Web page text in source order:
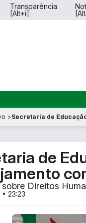
Transparência
[Alt+i]
Secretaria de
de
sobre Direitos
23:23